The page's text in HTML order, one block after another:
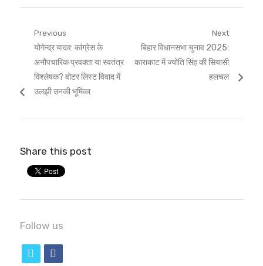
Post
navigation
Previous
Previous
post:
योगेन्द्र यादव: कांग्रेस के
अनौपचारिक प्रवक्ता या स्वतंत्र
विश्लेषक? वोटर लिस्ट विवाद में
उलझी उनकी भूमिका
Next
Next
post:
बिहार विधानसभा चुनाव 2025:
काराकाट में ज्योति सिंह की सियासी
हलचल
Share this post
Follow us